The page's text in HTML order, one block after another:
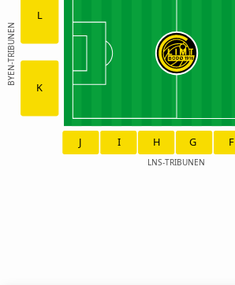
K
L
J I H G F
LNS-TRIBUNEN
BYEN-TRIBUNEN